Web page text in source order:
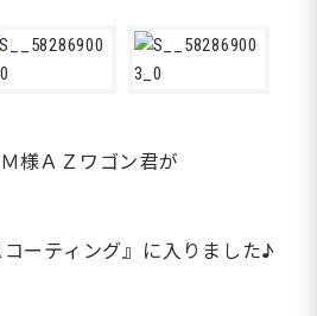
様ＡＺワゴン君が
コーティング』に入りました♪